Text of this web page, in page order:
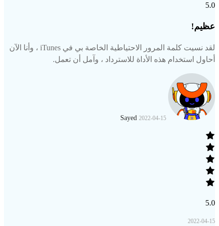
5.0
عظيم!
لقد نسيت كلمة المرور الاحتياطية الخاصة بي في iTunes ، وأنا الآن
أحاول استخدام هذه الأداة للاسترداد ، وآمل أن تعمل.
Sayed 2022-04-15
5.0
2022-04-15